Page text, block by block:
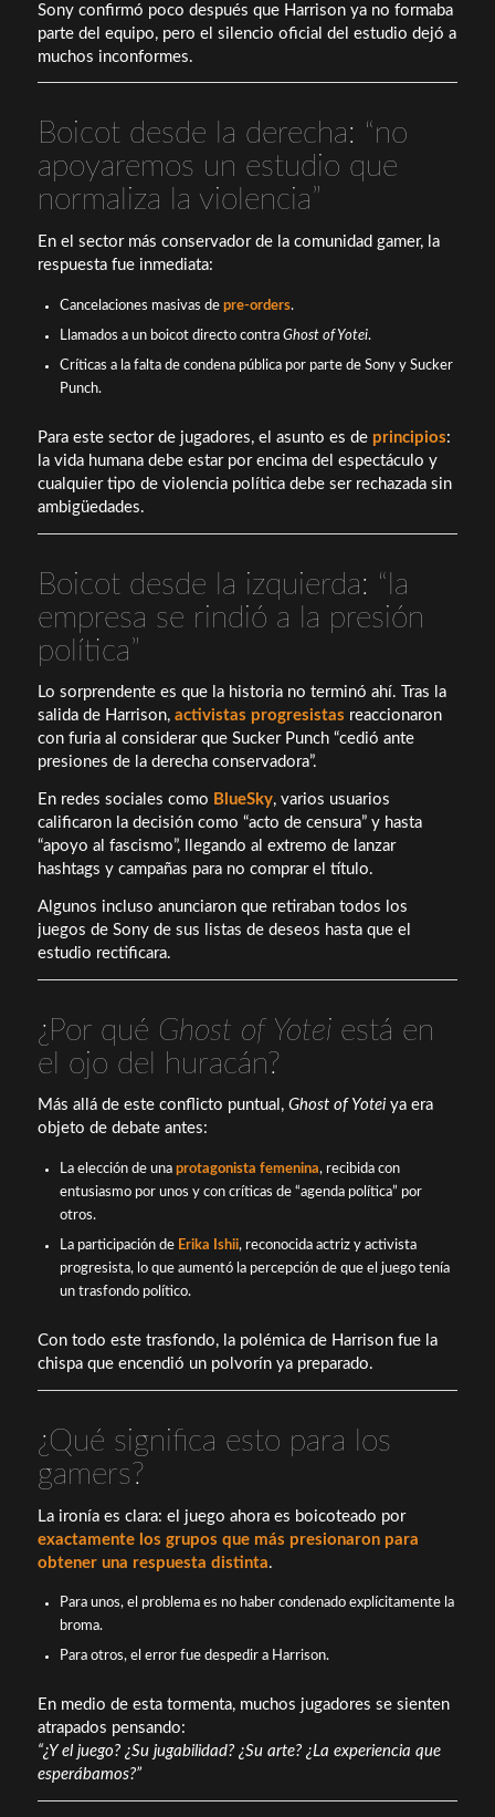
Sony confirmó poco después que Harrison ya no formaba
parte del equipo, pero el silencio oficial del estudio dejó a
muchos inconformes.
Boicot desde la derecha: “no
apoyaremos un estudio que
normaliza la violencia”
En el sector más conservador de la comunidad gamer, la
respuesta fue inmediata:
Cancelaciones masivas de pre-orders.
Llamados a un boicot directo contra Ghost of Yotei.
Críticas a la falta de condena pública por parte de Sony y Sucker
Punch.
Para este sector de jugadores, el asunto es de principios:
la vida humana debe estar por encima del espectáculo y
cualquier tipo de violencia política debe ser rechazada sin
ambigüedades.
Boicot desde la izquierda: “la
empresa se rindió a la presión
política”
Lo sorprendente es que la historia no terminó ahí. Tras la
salida de Harrison, activistas progresistas reaccionaron
con furia al considerar que Sucker Punch “cedió ante
presiones de la derecha conservadora”.
En redes sociales como BlueSky, varios usuarios
calificaron la decisión como “acto de censura” y hasta
“apoyo al fascismo”, llegando al extremo de lanzar
hashtags y campañas para no comprar el título.
Algunos incluso anunciaron que retiraban todos los
juegos de Sony de sus listas de deseos hasta que el
estudio rectificara.
¿Por qué Ghost of Yoteiestá en
el ojo del huracán?
Más allá de este conflicto puntual, Ghost of Yoteiya era
objeto de debate antes:
La elección de una protagonista femenina, recibida con
entusiasmo por unos y con críticas de “agenda política” por
otros.
La participación de Erika Ishii, reconocida actriz y activista
progresista, lo que aumentó la percepción de que el juego tenía
un trasfondo político.
Con todo este trasfondo, la polémica de Harrison fue la
chispa que encendió un polvorín ya preparado.
¿Qué significa esto para los
gamers?
La ironía es clara: el juego ahora es boicoteado por
exactamente los grupos que más presionaron para
obtener una respuesta distinta.
Para unos, el problema es no haber condenado explícitamente la
broma.
Para otros, el error fue despedir a Harrison.
En medio de esta tormenta, muchos jugadores se sienten
atrapados pensando:
“¿Y el juego? ¿Su jugabilidad? ¿Su arte? ¿La experiencia que
esperábamos?”